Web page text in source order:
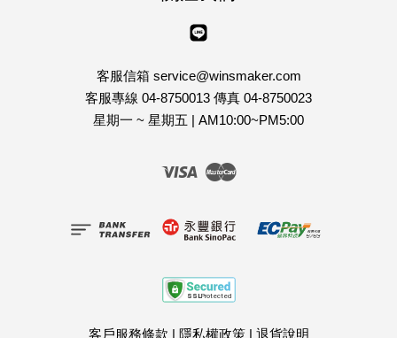
客服信箱 service@winsmaker.com
客服專線 04-8750013 傳真 04-8750023
星期一 ~ 星期五 | AM10:00~PM5:00
Visa Master
客戶服務條款 | 隱私權政策| 退貨說明